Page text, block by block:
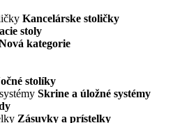
Kancelárske stoličky
stoly
kategorie
stolíky
Skrine a úložné systémy
Zásuvky a prístelky